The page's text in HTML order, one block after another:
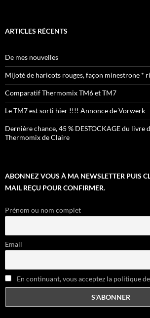
ARTICLES RÉCENTS
De mes nouvelles
Mijoté de haricots rouges, façon minestrone *
Comparatif Thermomix TM6 et TM7
Le TM7 est sorti hier !!!! Annonce de Vorwerk
Dernière chance, 45 % DESTOCKAGE du livre
Thermomix de Claire
ABONNEZ VOUS À MA NEWSLETTER PUIS
MAIL REÇU POUR CONFIRMER.
Prénom ou nom complet
Email
En continuant, vous acceptez la politique